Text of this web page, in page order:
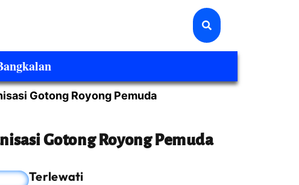
Gotong Royong Pemuda
Gotong Royong Pemuda
Terlewati